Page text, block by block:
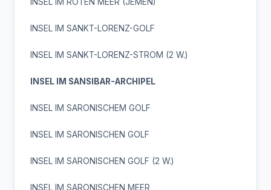
INSEL IM SANKT-LORENZ-GOLF
INSEL IM SANKT-LORENZ-STROM (2 W.)
INSEL IM SANSIBAR-ARCHIPEL
INSEL IM SARONISCHEM GOLF
INSEL IM SARONISCHEN GOLF
INSEL IM SARONISCHEN GOLF (2 W.)
INSEL IM SARONISCHEN MEER